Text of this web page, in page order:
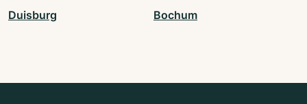
Duisburg Bochum